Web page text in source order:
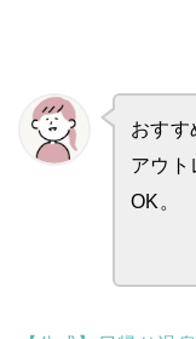
おすす
アウト
OK。